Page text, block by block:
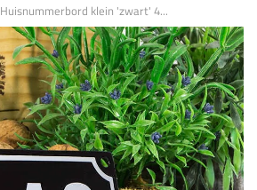
Huisnummerbord klein 'zwart' 4...